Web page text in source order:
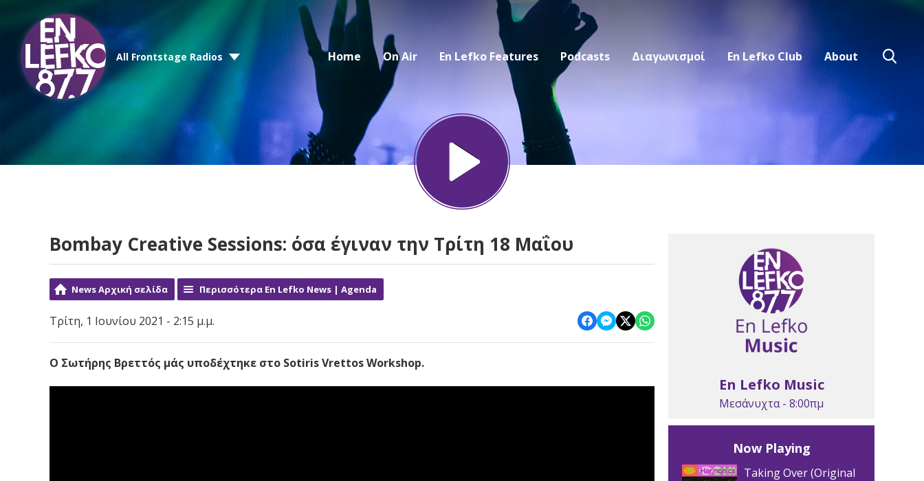
All Frontstage Radios Home On Air En Lefko Features Podcasts Διαγωνισμοί En Lefko Club About
Bombay Creative Sessions: όσα έγιναν την Τρίτη 18 Μαΐου
News Αρχική σελίδα Περισσότερα En Lefko News | Agenda
Τρίτη, 1 Ιουνίου 2021 - 2:15 μ.μ.
Ο Σωτήρης Βρεττός μάς υποδέχτηκε στο Sotiris Vrettos Workshop.
En Lefko Music
Μεσάνυχτα - 8:00πμ
Now Playing
Taking Over (Original